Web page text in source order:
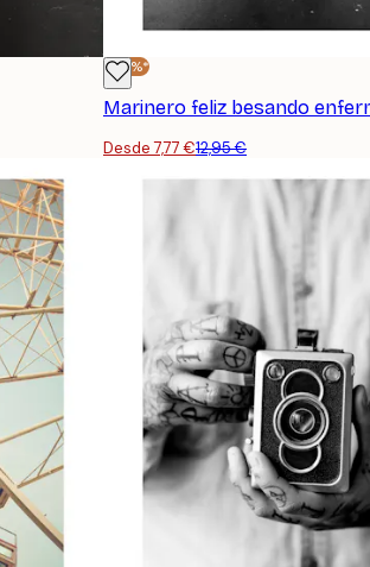
-40%*
Marinero feliz besando
Desde 7,77 €12,95 €